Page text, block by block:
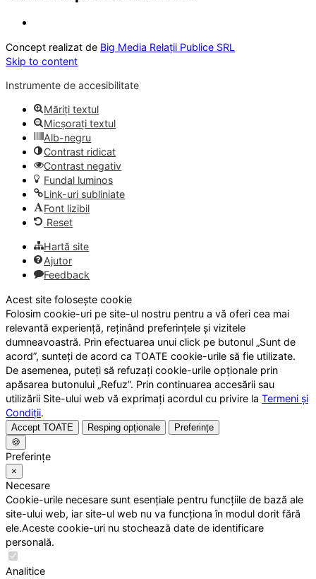
Concept realizat de Big Media Relații Publice SRL
Skip to content
Instrumente de accesibilitate
Măriți textul
Micșorați textul
Alb-negru
Contrast ridicat
Contrast negativ
Fundal luminos
Link-uri subliniate
Font lizibil
Reset
Hartă site
Ajutor
Feedback
Acest site folosește cookie
Folosim cookie-uri pe site-ul nostru pentru a vă oferi cea mai
relevantă experiență, reținând preferințele și vizitele
dumneavoastră. Prin efectuarea unui click pe butonul „Sunt de
acord”, sunteți de acord ca TOATE cookie-urile să fie utilizate.
De asemenea, puteți să refuzați cookie-urile opționale prin
apăsarea butonului „Refuz”. Prin continuarea accesării sau
utilizării Site-ului web vă exprimați acordul cu privire la Termeni și
Condiții.
Accept TOATE Resping opționale
Preferințe
🍪
Preferințe
×
Necesare
Cookie-urile necesare sunt esențiale pentru funcțiile de bază ale
site-ului web, iar site-ul web nu va funcționa în modul dorit fără
ele.Aceste cookie-uri nu stochează date de identificare
personală.
Analitice